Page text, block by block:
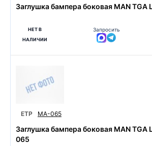
Заглушка бампера боковая MAN TGA
НЕТ В
НАЛИЧИИ
Запросить
ETP MA-065
Заглушка бампера боковая MAN TGA
065